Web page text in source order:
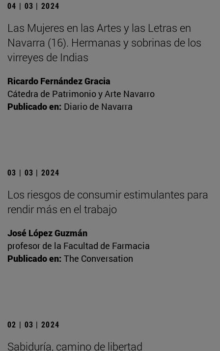
04 | 03 | 2024
Las Mujeres en las Artes y las Letras en
Navarra (16). Hermanas y sobrinas de los
virreyes de Indias
Ricardo Fernández Gracia
Cátedra de Patrimonio y Arte Navarro
Publicado en: Diario de Navarra
03 | 03 | 2024
Los riesgos de consumir estimulantes para
rendir más en el trabajo
José López Guzmán
profesor de la Facultad de Farmacia
Publicado en: The Conversation
02 | 03 | 2024
Sabiduría, camino de libertad